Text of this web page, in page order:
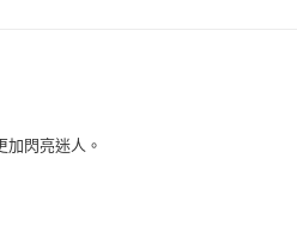
，滿NT$999(含以上)免運費
閃亮迷人。